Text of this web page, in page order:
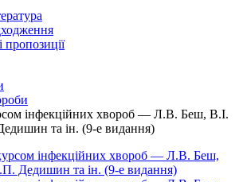
пропозиції
інфекційних хвороб — Л.В. Беш, В.I.
та ін. (9-е видання)